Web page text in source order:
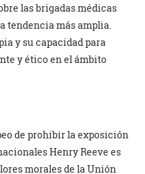
las brigadas médicas
tendencia más amplia.
y su capacidad para
y ético en el ámbito
de prohibir la exposición
Henry Reeve es
morales de la Unión